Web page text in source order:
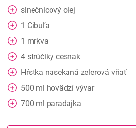
slnečnicový olej
1 Cibuľa
1 mrkva
4 strúčiky cesnak
Hŕstka nasekaná zelerová vňať
500 ml hovädzí vývar
700 ml paradajka